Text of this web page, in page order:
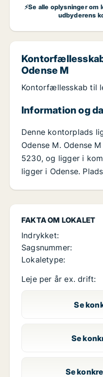
⚡Se alle oplysninger
udbyderens
FAKTA OM LOKALET
Indrykket:
Sagsnummer:
Lokaletype:
Leje per år ex. drift:
Se
Se
Se
Odense M
Kontorfællesskab til
Information og
Denne kontorplads
Odense M. Odense
5230, og ligger i
ligger i Odense.